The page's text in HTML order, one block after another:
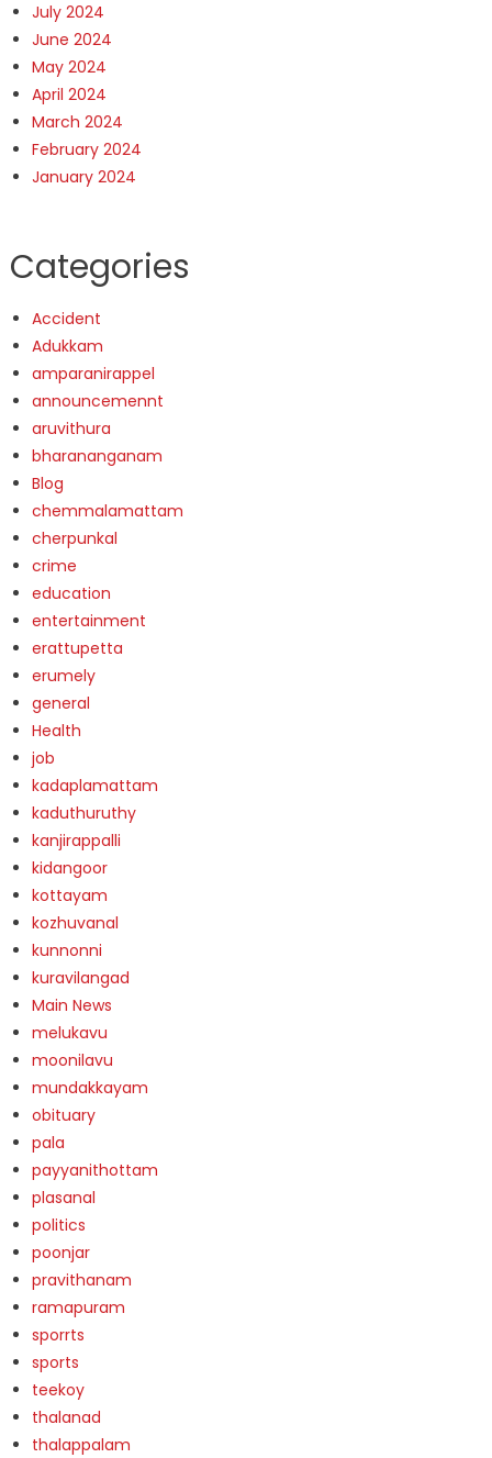
July 2024
June 2024
May 2024
April 2024
March 2024
February 2024
January 2024
Categories
Accident
Adukkam
amparanirappel
announcemennt
aruvithura
bharananganam
Blog
chemmalamattam
cherpunkal
crime
education
entertainment
erattupetta
erumely
general
Health
job
kadaplamattam
kaduthuruthy
kanjirappalli
kidangoor
kottayam
kozhuvanal
kunnonni
kuravilangad
Main News
melukavu
moonilavu
mundakkayam
obituary
pala
payyanithottam
plasanal
politics
poonjar
pravithanam
ramapuram
sporrts
sports
teekoy
thalanad
thalappalam